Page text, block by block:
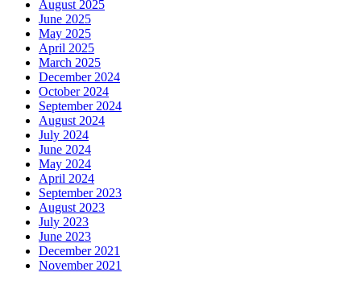
August 2025
June 2025
May 2025
April 2025
March 2025
December 2024
October 2024
September 2024
August 2024
July 2024
June 2024
May 2024
April 2024
September 2023
August 2023
July 2023
June 2023
December 2021
November 2021